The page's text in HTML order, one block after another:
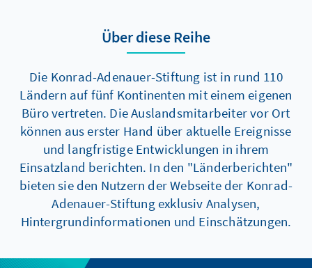
Über diese Reihe
Die Konrad-Adenauer-Stiftung ist in rund 110
Ländern auf fünf Kontinenten mit einem eigenen
Büro vertreten. Die Auslandsmitarbeiter vor Ort
können aus erster Hand über aktuelle Ereignisse
und langfristige Entwicklungen in ihrem
Einsatzland berichten. In den "Länderberichten"
bieten sie den Nutzern der Webseite der Konrad-
Adenauer-Stiftung exklusiv Analysen,
Hintergrundinformationen und Einschätzungen.